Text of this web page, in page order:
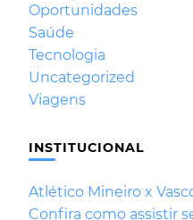
Oportunidades
Saúde
Tecnologia
Uncategorized
Viagens
INSTITUCIONAL
Atlético Mineiro x
Confira como assistir